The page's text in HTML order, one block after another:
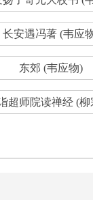
长安遇冯著 (韦应
东郊 (韦应物)
超师院读禅经 (柳